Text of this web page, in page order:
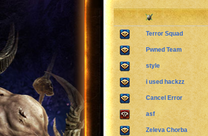
Terror Squad
Pwned Team
style
i used hackzz
Cancel Error
asf
Zeleva Chorba